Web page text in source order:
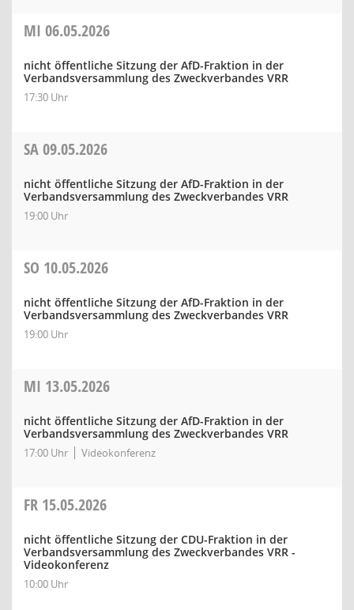
MI 06.05.2026
nicht öffentliche Sitzung der AfD-Fraktion in der
Verbandsversammlung des Zweckverbandes VRR
17:30 Uhr
SA09.05.2026
nicht öffentliche Sitzung der AfD-Fraktion in der
Verbandsversammlung des Zweckverbandes VRR
19:00 Uhr
SO 10.05.2026
nicht öffentliche Sitzung der AfD-Fraktion in der
Verbandsversammlung des Zweckverbandes VRR
19:00 Uhr
MI 13.05.2026
nicht öffentliche Sitzung der AfD-Fraktion in der
Verbandsversammlung des Zweckverbandes VRR
17:00 Uhr Videokonferenz
FR 15.05.2026
nicht öffentliche Sitzung der CDU-Fraktion in der
Verbandsversammlung des Zweckverbandes VRR -
Videokonferenz
10:00 Uhr